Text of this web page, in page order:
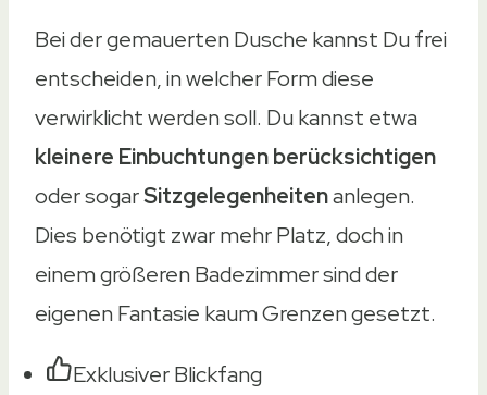
Bei der gemauerten Dusche kannst Du frei
entscheiden, in welcher Form diese
verwirklicht werden soll. Du kannst etwa
kleinere Einbuchtungen berücksichtigen
oder sogarSitzgelegenheitenanlegen.
Dies benötigt zwar mehr Platz, doch in
einem größeren Badezimmer sind der
eigenen Fantasie kaum Grenzen gesetzt.
Exklusiver Blickfang